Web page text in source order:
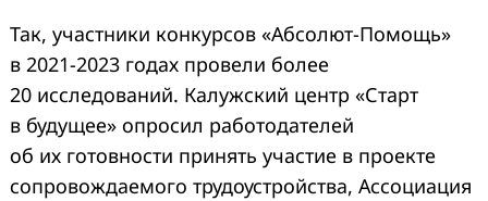
Так, участники конкурсов «Абсолют-Помощь»
в 2021-2023 годах провели более
20 исследований. Калужский центр «Старт
в будущее» опросил работодателей
об их готовности принять участие в проекте
сопровождаемого трудоустройства, Ассоциация